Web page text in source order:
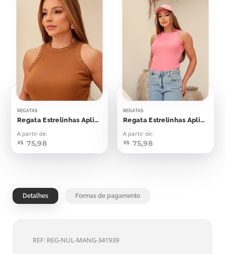
REGATAS
Regata Estrelinhas Aplicação
A partir de:
R$ 75,98
REGATAS
Regata Estrelinhas Aplicação
A partir de:
R$ 75,98
Detalhes Formas de pagamento
REF: REG-NUL-MANG-341939